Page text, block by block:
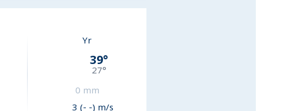
Yr
39°
27°
0 mm
3 (- -) m/s